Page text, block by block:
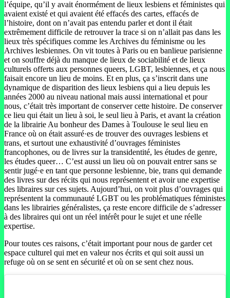
l’équipe, qu’il y avait énormément de lieux lesbiens et féministes qui
avaient existé et qui avaient été effacés des cartes, effacés de
l’histoire, dont on n’avait pas entendu parler et dont il était
extrêmement difficile de retrouver la trace si on n’allait pas dans les
lieux très spécifiques comme les Archives du féminisme ou les
Archives lesbiennes. On vit toutes à Paris ou en banlieue parisienne
et on souffre déjà du manque de lieux de sociabilité et de lieux
culturels offerts aux personnes queers, LGBT, lesbiennes, et ça nous
faisait encore un lieu de moins. Et en plus, ça s’inscrit dans une
dynamique de disparition des lieux lesbiens qui a lieu depuis les
années 2000 au niveau national mais aussi international et pour
nous, c’était très important de conserver cette histoire. De conserver
ce lieu qui était un lieu à soi, le seul lieu à Paris, et avant la création
de la librairie Au bonheur des Dames à Toulouse le seul lieu en
France où on était assuré·es de trouver des ouvrages lesbiens et
trans, et surtout une exhaustivité d’ouvrages féministes
francophones, ou de livres sur la transidentité, les études de genre,
les études queer… C’est aussi un lieu où on pouvait entrer sans se
sentir jugé·e en tant que personne lesbienne, bie, trans qui demande
des livres sur des récits qui nous représentent et avoir une expertise
des libraires sur ces sujets. Aujourd’hui, on voit plus d’ouvrages qui
représentent la communauté LGBT ou les problématiques féministes
dans les librairies généralistes, ça reste encore difficile de s’adresser
à des libraires qui ont un réel intérêt pour le sujet et une réelle
expertise.
Pour toutes ces raisons, c’était important pour nous de garder cet
espace culturel qui met en valeur nos écrits et qui soit aussi un
refuge où on se sent en sécurité et où on se sent chez nous.